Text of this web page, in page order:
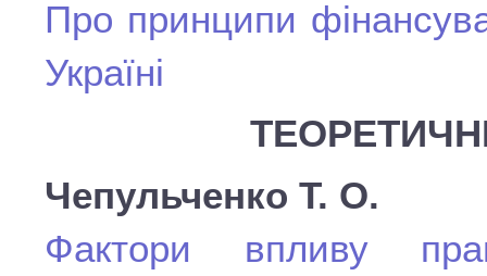
Про принципи
Україні
Чепульченко Т. О.
Фактори впливу